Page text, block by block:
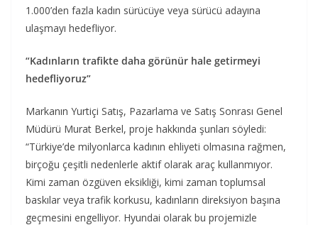
1.000’den fazla kadın sürücüye veya sürücü adayına
ulaşmayı hedefliyor.
“Kadınların trafikte daha görünür hale getirmeyi
hedefliyoruz”
Markanın Yurtiçi Satış, Pazarlama ve Satış Sonrası Genel
Müdürü Murat Berkel, proje hakkında şunları söyledi:
“Türkiye’de milyonlarca kadının ehliyeti olmasına rağmen,
birçoğu çeşitli nedenlerle aktif olarak araç kullanmıyor.
Kimi zaman özgüven eksikliği, kimi zaman toplumsal
baskılar veya trafik korkusu, kadınların direksiyon başına
geçmesini engelliyor. Hyundai olarak bu projemizle